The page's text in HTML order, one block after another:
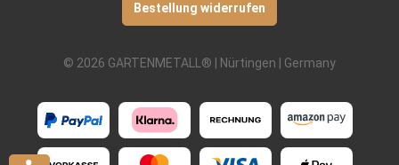
RAL 8002-signalbraun
RAL 8007-rehbraun
RAL 9003-signalweiß
RAL 9004-signalschwarz
Bestellung widerrufen
© 2026 GARTENMETALL® | Nürtingen | Germany